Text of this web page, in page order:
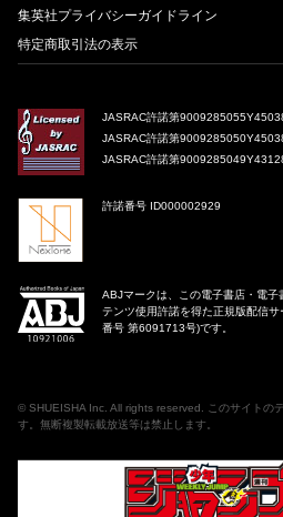
集英社プライバシーガイドライン
特定商取引法の表示
JASRAC許諾第
JASRAC許諾第
JASRAC許諾第
許諾番号 ID000002929
ABJマークは、この電子書店・電
テンツ使用許諾を得た正規版配信
番号 第6091713号)です。
© SHUEISHA Inc . All rights reserved. このサイトの
す。無断複製転載放送等は禁止します。